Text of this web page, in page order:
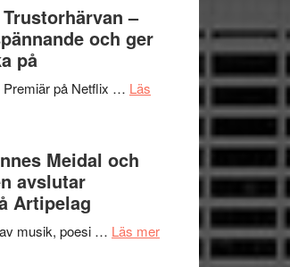
hjärtevarm
Festival
genrens
vidsträckta
–
och ger
på
Premiär på Netflix … Läs
Meidal och
avslutar
Artipelag
musik, poesi … Läs merom